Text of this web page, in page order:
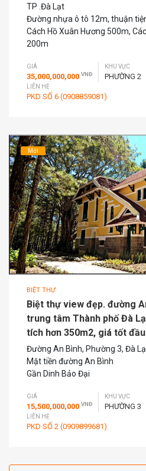
TP .Đà Lạt
Đường nhựa ô tô 12m, thuận
Cách Hồ Xuân Hương 500m,
200m
GIÁ
35,000,000,000 VNĐ
KHU VỰC
PHƯỜNG 2
LIÊN HỆ
PKD SỐ 6 (0908859081)
Mới
BIỆT THỰ
Biệt thự view đẹp. đường
trung tâm Thành phố Đà
tích hơn 350m2, giá tốt
Đường An Bình, Phường 3, Đà
Mặt tiền đường An Bình
Gần Dinh Bảo Đại
GIÁ
15,500,000,000 VNĐ
KHU VỰC
PHƯỜNG 3
LIÊN HỆ
PKD SỐ 2 (0909899681)